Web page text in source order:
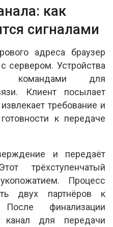
как
сигналами
адреса браузер
сервером. Устройства
командами для
Клиент посылает
требование и
к передаче
и передаёт
трёхступенчатый
Процесс
двух партнёров к
финализации
канал для передачи